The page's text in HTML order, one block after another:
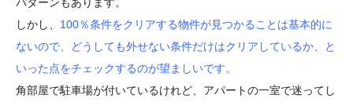
しかし、 100％条件をクリアする物件が見つかることは基本的に
ないので、どうしても外せない条件だけはクリアしているか、と
いった点をチェックするのが望ましいです。
角部屋で駐車場が付いているけれど、アパートの一室で迷ってし